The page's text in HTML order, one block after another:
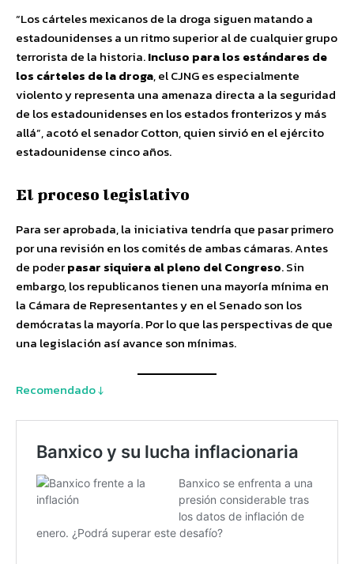
“Los cárteles mexicanos de la droga siguen matando a
estadounidenses a un ritmo superior al de cualquier grupo
terrorista de la historia.Incluso para los estándares de
los cárteles de la droga, el CJNG es especialmente
violento y representa una amenaza directa a la seguridad
de los estadounidenses en los estados fronterizos y más
allá”, acotó el senador Cotton, quien sirvió en el ejército
estadounidense cinco años.
El proceso legislativo
Para ser aprobada, la iniciativa tendría que pasar primero
por una revisión en los comités de ambas cámaras. Antes
de poderpasar siquiera al pleno del Congreso. Sin
embargo, los republicanos tienen una mayoría mínima en
la Cámara de Representantes y en el Senado son los
demócratas la mayoría. Por lo que las perspectivas de que
una legislación así avance son mínimas.
Recomendado ↓